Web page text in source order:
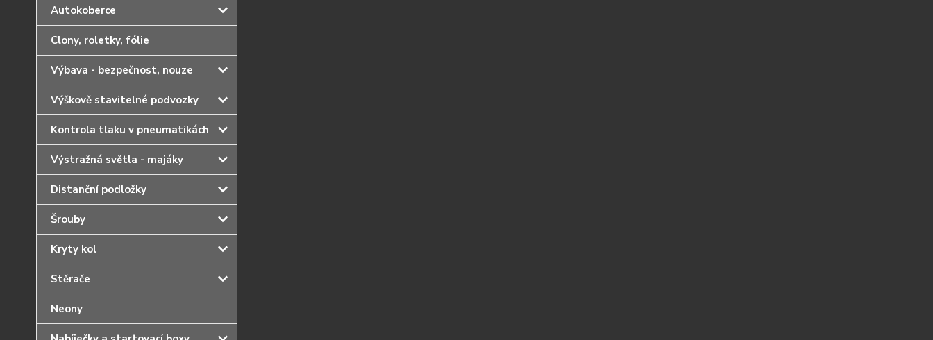
Autokoberce
Clony, roletky, fólie
Výbava - bezpečnost, nouze
Výškově stavitelné podvozky
Kontrola tlaku v pneumatikách
Výstražná světla - majáky
Distanční podložky
Šrouby
Kryty kol
Stěrače
Neony